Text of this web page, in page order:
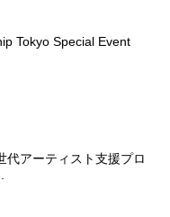
Tokyo Special Event
代アーティスト支援プロ